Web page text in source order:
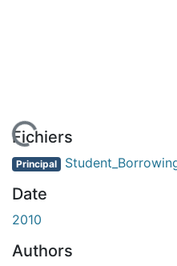
En cours de chargement...
Fichiers
Principal
Date
2010
Authors